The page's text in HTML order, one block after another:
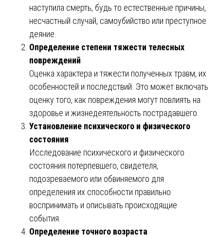
наступила смерть, будь то естественные причины,
несчастный случай, самоубийство или преступное
деяние.
Определение степени тяжести телесных
повреждений
Оценка характера и тяжести полученных травм, их
особенностей и последствий. Это может включать
оценку того, как повреждения могут повлиять на
здоровье и жизнедеятельность пострадавшего.
Установление психического и физического
состояния
Исследование психического и физического
состояния потерпевшего, свидетеля,
подозреваемого или обвиняемого для
определения их способности правильно
воспринимать и описывать происходящие
события.
Определение точного возраста